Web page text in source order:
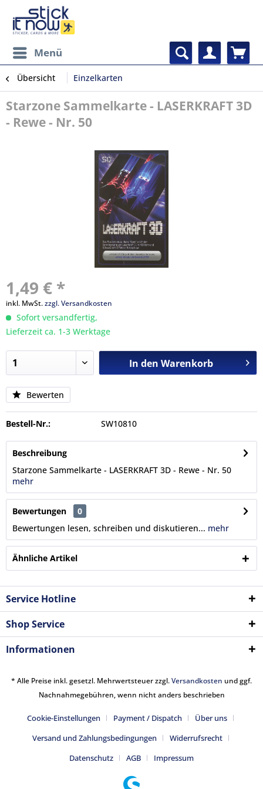
Menü
Übersicht Einzelkarten
Starzone Sammelkarte - LASERKRAFT 3D
- Rewe - Nr. 50
1,49 € *
inkl. MwSt.zzgl. Versandkosten
Sofort versandfertig,
Lieferzeit ca. 1-3 Werktage
In den Warenkorb
Bewerten
Bestell-Nr.: SW10810
Beschreibung
Starzone Sammelkarte - LASERKRAFT 3D - Rewe - Nr. 50
mehr
Bewertungen
0
Bewertungen lesen, schreiben und diskutieren... mehr
Ähnliche Artikel
Service Hotline
Shop Service
Informationen
* Alle Preise inkl. gesetzl. Mehrwertsteuer zzgl.Versandkosten und ggf.
Nachnahmegebühren, wenn nicht anders beschrieben
Cookie-Einstellungen Payment / Dispatch
Über uns
Versand und Zahlungsbedingungen
Widerrufsrecht
Datenschutz
AGB Impressum